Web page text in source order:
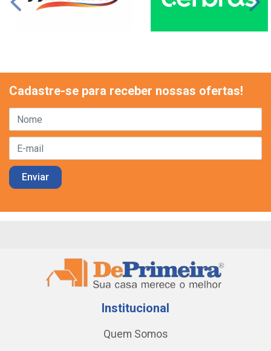
Cadastre-se para receber nossas ofertas!
Institucional
Quem Somos